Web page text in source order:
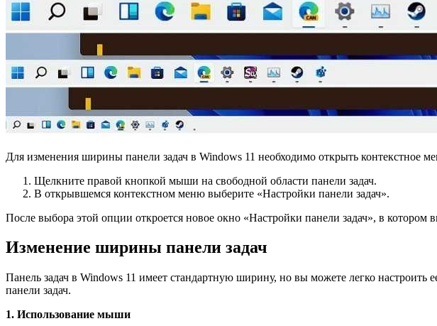
Для изменения ширины панели задач в Windows 11 необходимо открыть контекстное
Щелкните правой кнопкой мыши на свободной области панели задач.
В открывшемся контекстном меню выберите «Настройки панели задач».
После выбора этой опции откроется новое окно «Настройки панели задач», в
Изменение ширины панели задач
Панель задач в Windows 11 имеет стандартную ширину, но вы можете легко
панели задач.
1. Использование мыши